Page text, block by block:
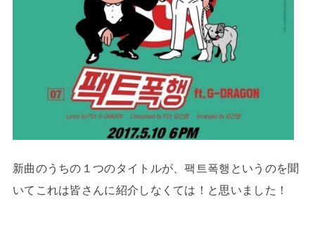
新曲のうちの１つのタイトルが、팩트폭행というのを聞
いてこれは皆さんに紹介しなくては！と思いました！